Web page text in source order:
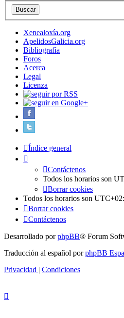
Xenealoxía.org
ApelidosGalicia.org
Bibliografía
Foros
Acerca
Legal
Licenza
Índice general
Contáctenos
Todos los horarios son
Borrar cookies
Todos los horarios son
Borrar cookies
Contáctenos
Desarrollado porphpBB® Forum
Traducción al español porphpBB
Privacidad | Condiciones